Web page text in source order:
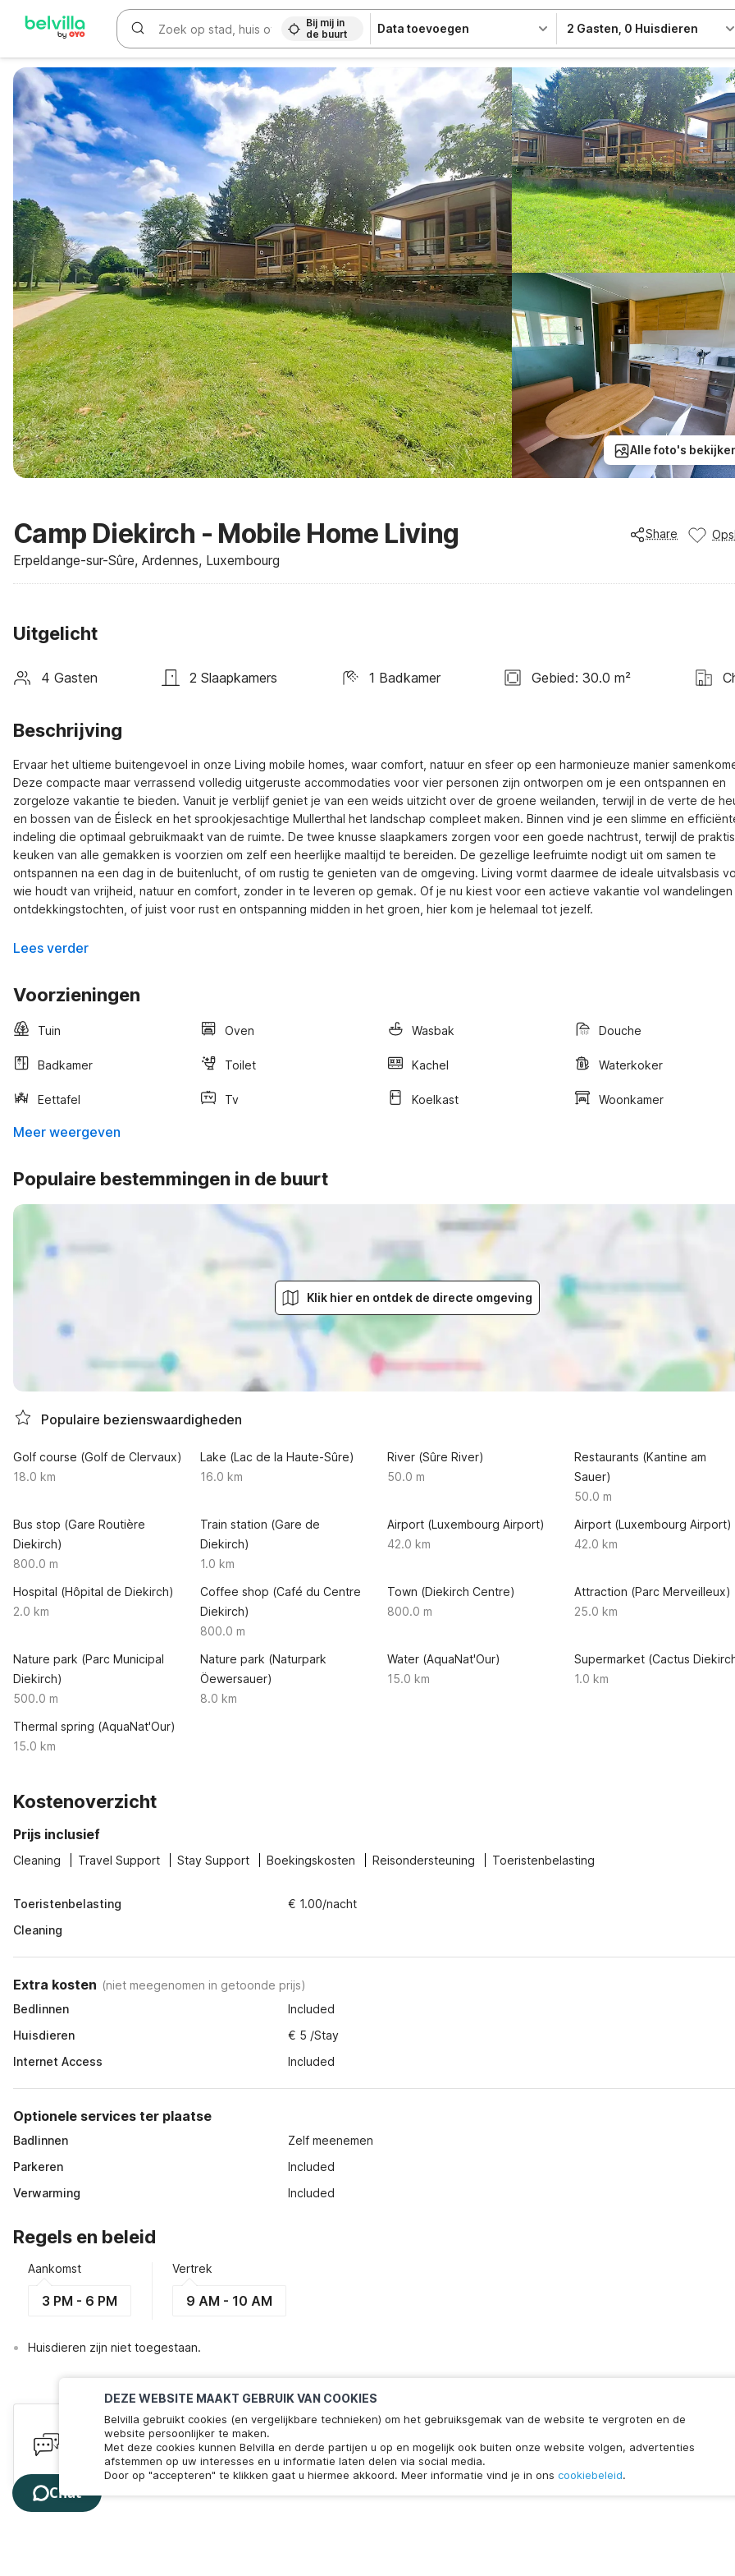
DEZE WEBSITE MAAKT GEBRUIK VAN COOKIES
Belvilla gebruikt cookies (en vergelijkbare technieken) om het gebruiksgemak van de website te vergroten en de
website persoonlijker te maken.
Met deze cookies kunnen Belvilla en derde partijen u op en mogelijk ook buiten onze website volgen, advertenties
afstemmen op uw interesses en u informatie laten delen via social media.
Door op "accepteren" te klikken gaat u hiermee akkoord. Meer informatie vind je in ons cookiebeleid.
WIZARD MEMBER
Bij mij in
de buurt
Data toevoegen 2 Gasten 0 Huisdieren
Alle foto's
Camp Diekirch - Mobile Home Living
Erpeldange-sur-Sûre, Ardennes, Luxembourg
Share
Uitgelicht
4 Gasten 2 Slaapkamers 1 Badkamer Gebied: 30.0 m²
Beschrijving
Ervaar het ultieme buitengevoel in onze Living mobile homes, waar comfort, natuur en sfeer op een harmonieuze manier
Deze compacte maar verrassend volledig uitgeruste accommodaties voor vier personen zijn ontworpen om je een ontspannen en
zorgeloze vakantie te bieden. Vanuit je verblijf geniet je van een weids uitzicht over de groene weilanden, terwijl in de verte de
en bossen van de Éisleck en het sprookjesachtige Mullerthal het landschap compleet maken. Binnen vind je een slimme en
indeling die optimaal gebruikmaakt van de ruimte. De twee knusse slaapkamers zorgen voor een goede nachtrust, terwijl de
keuken van alle gemakken is voorzien om zelf een heerlijke maaltijd te bereiden. De gezellige leefruimte nodigt uit om samen te
ontspannen na een dag in de buitenlucht, of om rustig te genieten van de omgeving. Living vormt daarmee de ideale uitvalsbasis
wie houdt van vrijheid, natuur en comfort, zonder in te leveren op gemak. Of je nu kiest voor een actieve vakantie vol wandelingen
ontdekkingstochten, of juist voor rust en ontspanning midden in het groen, hier kom je helemaal tot jezelf.
Lees verder
Voorzieningen
Tuin Oven Wasbak Douche
Badkamer Toilet Kachel Waterkoker
Eettafel Tv Koelkast Woonkamer
Meer weergeven
Populaire bestemmingen in de buurt
Klik hier en ontdek de directe omgeving
Populaire bezienswaardigheden
Golf course (Golf de Clervaux)
18.0 km
Lake (Lac de la Haute-Sûre)
16.0 km
River (Sûre River)
50.0 m
Restaurants (Kantine am
Sauer)
50.0 m
Bus stop (Gare Routière
Diekirch)
800.0 m
Train station (Gare de
Diekirch)
1.0 km
Airport (Luxembourg Airport)
42.0 km
Airport (Luxembourg Airport)
42.0 km
Hospital (Hôpital de Diekirch)
2.0 km
Coffee shop (Café du Centre
Diekirch)
800.0 m
Town (Diekirch Centre)
800.0 m
Attraction (Parc Merveilleux)
25.0 km
Nature park (Parc Municipal
Diekirch)
500.0 m
Nature park (Naturpark
Öewersauer)
8.0 km
Water (AquaNat'Our)
15.0 km
Supermarket (Cactus
1.0 km
Thermal spring (AquaNat'Our)
15.0 km
Kostenoverzicht
Prijs inclusief
Cleaning Travel Support Stay Support Boekingskosten Reisondersteuning Toeristenbelasting
Toeristenbelasting
€ 1.00/nacht
Cleaning
Extra kosten (niet meegenomen in getoonde prijs)
Bedlinnen
Included
Huisdieren
€ 5 /Stay
Internet Access
Included
Optionele services ter plaatse
Badlinnen
Zelf meenemen
Parkeren
Included
Verwarming
Included
Regels en beleid
Aankomst
3 PM - 6 PM
Vertrek
9 AM - 10 AM
Huisdieren zijn niet toegestaan.
Heb je vragen? Wij staan voor je klaar
We zijn online! Chat met ons. Minder dan 60 seconden wachttijd.
Chat met ons
Chat